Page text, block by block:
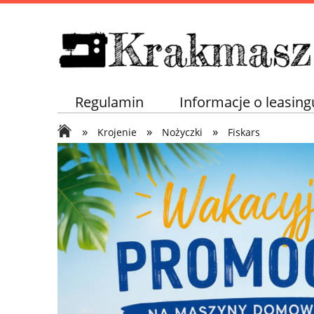
Regulamin Informacje o
» Krojenie » Nożyczki » Fiskars